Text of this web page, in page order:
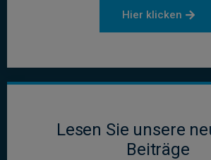
Hier klicken
Lesen Sie unsere
Beiträge